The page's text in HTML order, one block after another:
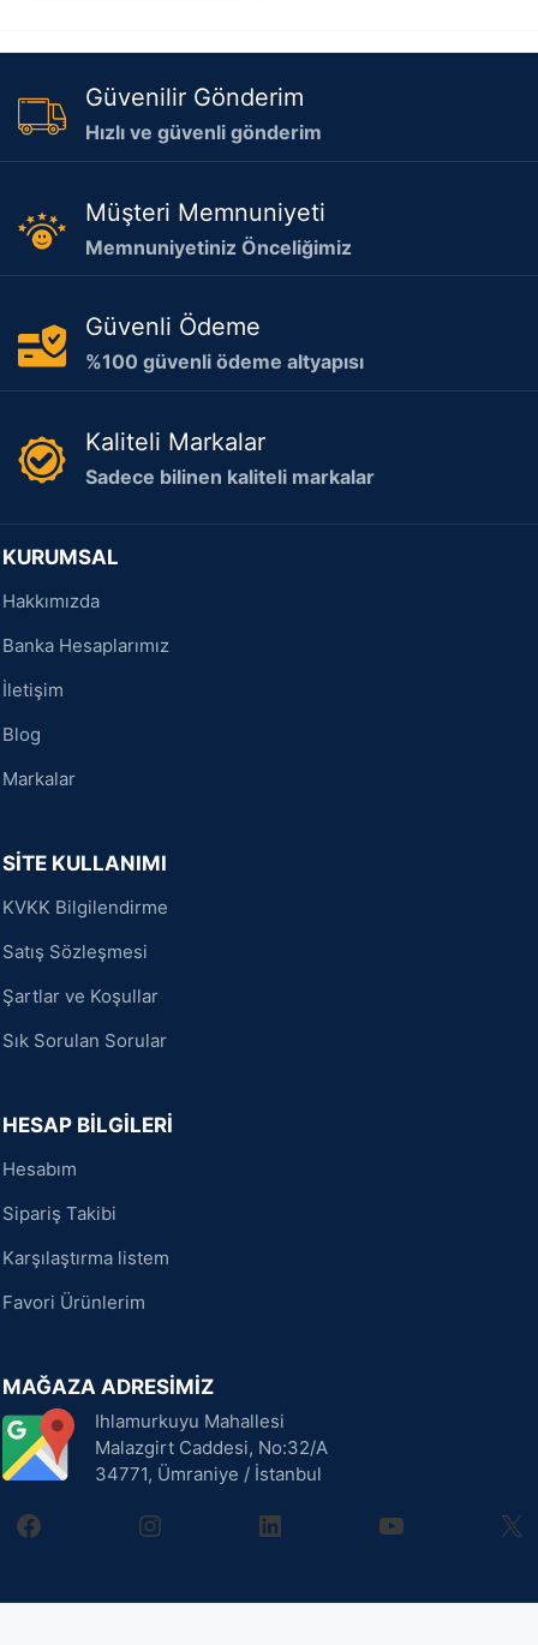
Güvenilir Gönderim
Hızlı ve güvenli gönderim
Müşteri Memnuniyeti
Memnuniyetiniz Önceliğimiz
Güvenli Ödeme
%100 güvenli ödeme altyapısı
Kaliteli Markalar
Sadece bilinen kaliteli markalar
KURUMSAL
Hakkımızda
Banka Hesaplarımız
İletişim
Blog
Markalar
SİTE KULLANIMI
KVKK Bilgilendirme
Satış Sözleşmesi
Şartlar ve Koşullar
Sık Sorulan Sorular
HESAP BİLGİLERİ
Hesabım
Sipariş Takibi
Karşılaştırma listem
Favori Ürünlerim
MAĞAZA ADRESİMİZ
Ihlamurkuyu Mahallesi
Malazgirt Caddesi, No:32/A
34771, Ümraniye / İstanbul
facebookinstagramlinkedin youtube X